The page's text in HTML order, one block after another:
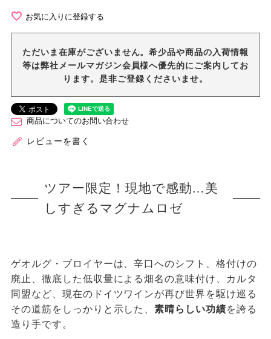
お気に入りに登録する
ただいま在庫がございません。希少品や商品の入荷情報
等は弊社メールマガジン会員様へ優先的にご案内してお
ります。是非ご登録くださいませ。
商品についてのお問い合わせ
レビューを書く
ツアー限定！現地で感動…美
しすぎるマグナムロゼ
ゲオルグ・ブロイヤーは、辛口へのシフト、格付けの
廃止、徹底した低収量による畑名の意味付け、カルタ
同盟など、現在のドイツワインが再び世界を駆け巡る
その道筋をしっかりと示した、素晴らしい功績を誇る
造り手です。